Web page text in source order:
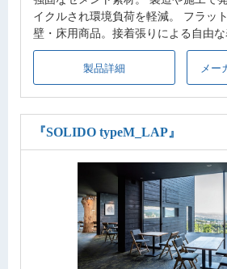
イクルされ環境負荷を軽減。 フラッ
壁・床用商品。接着張りによる自由な
製品詳細 メー
『SOLIDO typeM_LAP』